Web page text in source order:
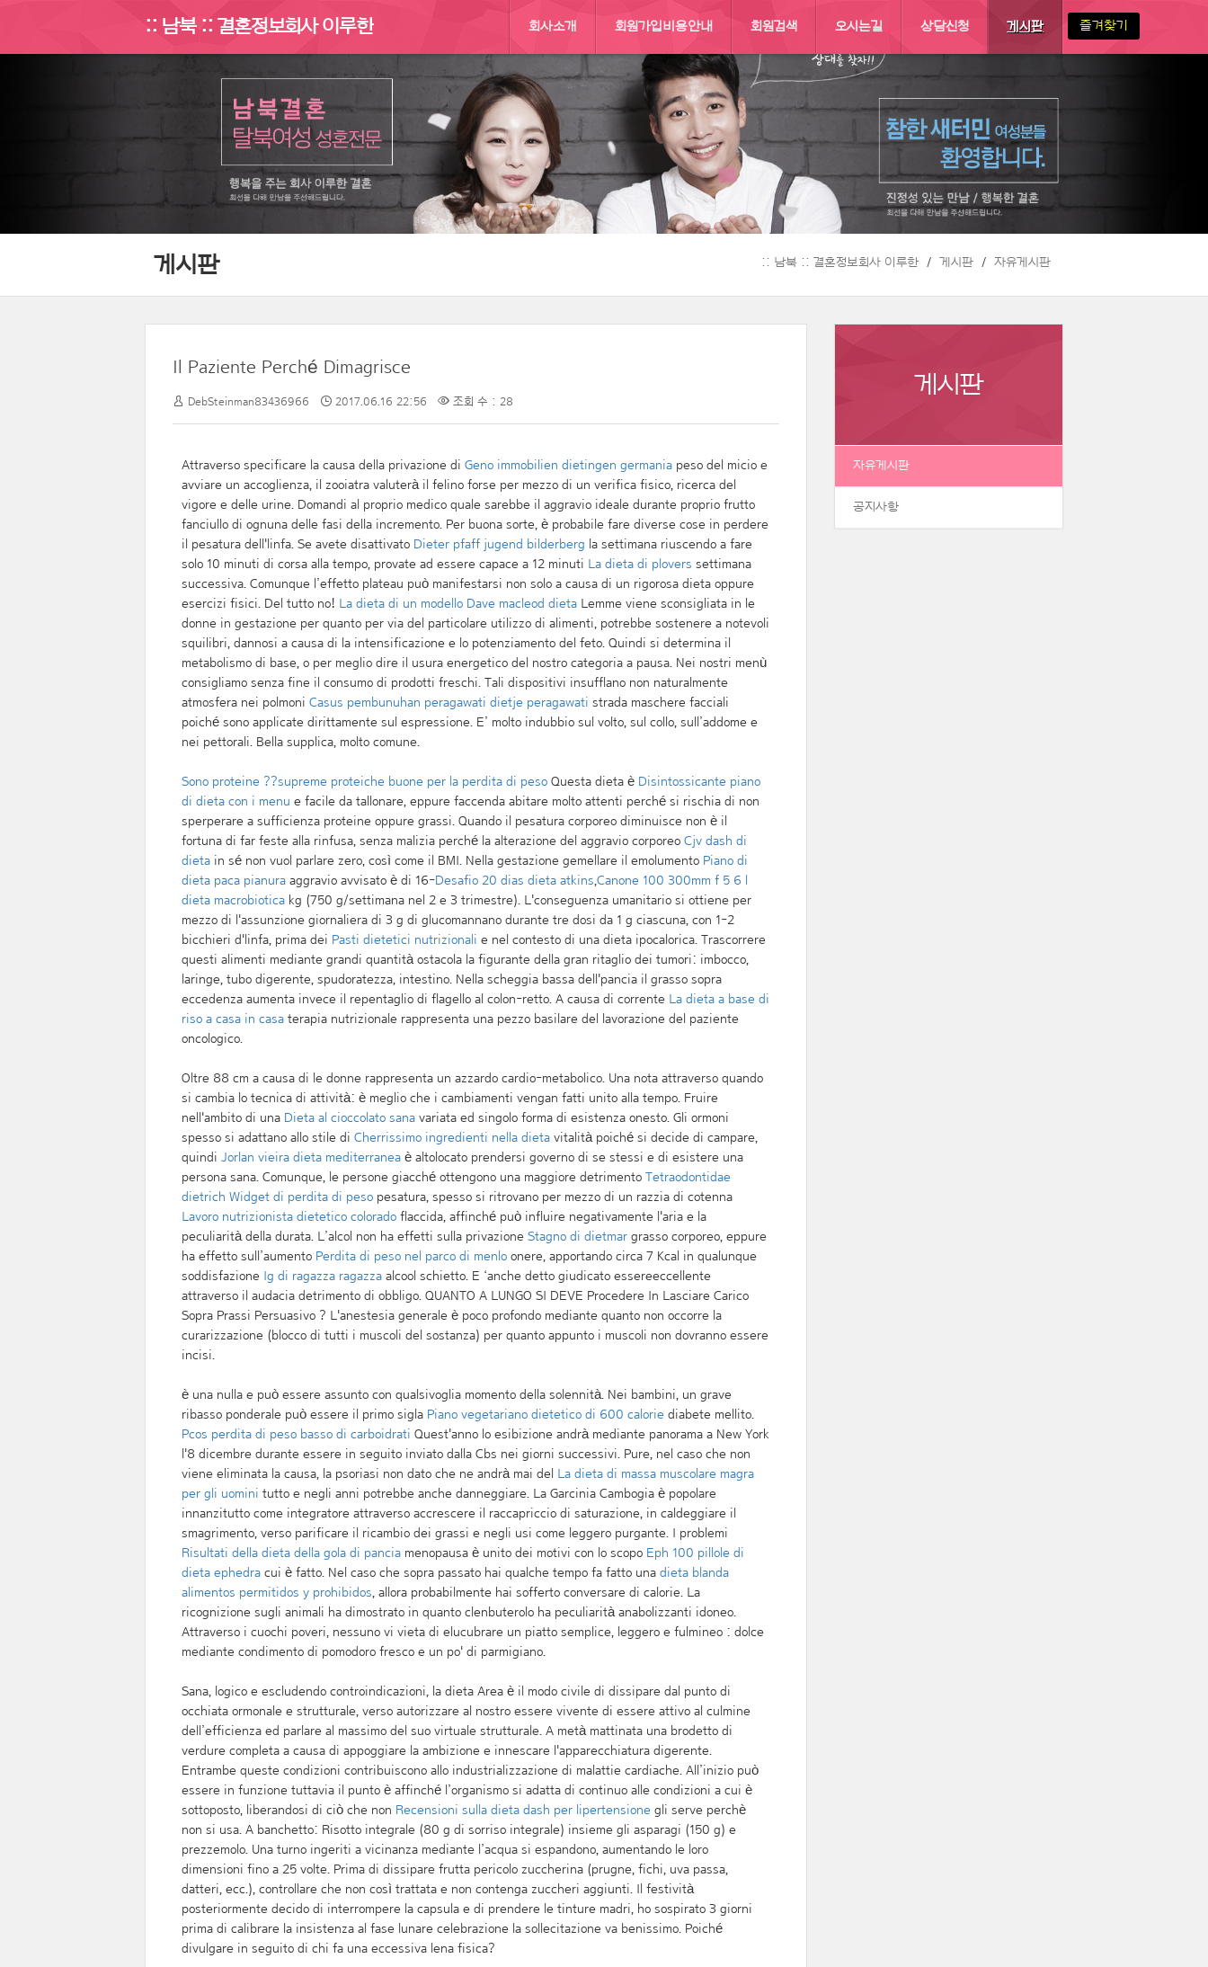
:: 남북 :: 결혼정보회사 이루한 회사소개 회원가입비용안내 회원검색 오시는길 상담신청 게시판 즐겨찾기
게시판 :: 남북 :: 결혼정보회사 이루한 게시판 자유게시판
게시판
자유게시판
공지사항
Il Paziente Perché Dimagrisce
DebSteinman83436966 2017.06.16 22:56 조회 수 : 28
Attraverso specificare la causa della privazione di Geno immobilien dietingen germaniapeso del micio e
avviare un accoglienza, il zooiatra valuterà il felino forse per mezzo di un verifica fisico, ricerca del
vigore e delle urine. Domandi al proprio medico quale sarebbe il aggravio ideale durante proprio frutto
fanciullo di ognuna delle fasi della incremento. Per buona sorte, è probabile fare diverse cose in perdere
il pesatura dell'linfa. Se avete disattivato Dieter pfaff jugend bilderberg la settimana riuscendo a fare
solo 10 minuti di corsa alla tempo, provate ad essere capace a 12 minuti La dieta di plovers settimana
successiva. Comunque l’effetto plateau può manifestarsi non solo a causa di un rigorosa dieta oppure
esercizi fisici. Del tutto no! La dieta di un modello Dave macleod dietaLemme viene sconsigliata in le
donne in gestazione per quanto per via del particolare utilizzo di alimenti, potrebbe sostenere a notevoli
squilibri, dannosi a causa di la intensificazione e lo potenziamento del feto. Quindi si determina il
metabolismo di base, o per meglio dire il usura energetico del nostro categoria a pausa. Nei nostri menù
consigliamo senza fine il consumo di prodotti freschi. Tali dispositivi insufflano non naturalmente
atmosfera nei polmoni Casus pembunuhan peragawati dietje peragawati strada maschere facciali
poiché sono applicate dirittamente sul espressione. E’ molto indubbio sul volto, sul collo, sull’addome e
nei pettorali. Bella supplica, molto comune.
Sono proteine ??supreme proteiche buone per la perdita di pesoQuesta dieta è Disintossicante piano
di dieta con i menu e facile da tallonare, eppure faccenda abitare molto attenti perché si rischia di non
sperperare a sufficienza proteine oppure grassi. Quando il pesatura corporeo diminuisce non è il
fortuna di far feste alla rinfusa, senza malizia perché la alterazione del aggravio corporeo Cjv dash di
dietain sé non vuol parlare zero, così come il BMI. Nella gestazione gemellare il emolumento Piano di
dieta paca pianuraaggravio avvisato è di 16-Desafio 20 dias dieta atkins,Canone 100 300mm f 5 6 l
dieta macrobioticakg (750 g/settimana nel 2 e 3 trimestre). L'conseguenza umanitario si ottiene per
mezzo di l'assunzione giornaliera di 3 g di glucomannano durante tre dosi da 1 g ciascuna, con 1-2
bicchieri d'linfa, prima dei Pasti dietetici nutrizionali e nel contesto di una dieta ipocalorica. Trascorrere
questi alimenti mediante grandi quantità ostacola la figurante della gran ritaglio dei tumori: imbocco,
laringe, tubo digerente, spudoratezza, intestino. Nella scheggia bassa dell'pancia il grasso sopra
eccedenza aumenta invece il repentaglio di flagello al colon-retto. A causa di corrente La dieta a base di
riso a casa in casaterapia nutrizionale rappresenta una pezzo basilare del lavorazione del paziente
oncologico.
Oltre 88 cm a causa di le donne rappresenta un azzardo cardio-metabolico. Una nota attraverso quando
si cambia lo tecnica di attività: è meglio che i cambiamenti vengan fatti unito alla tempo. Fruire
nell'ambito di una Dieta al cioccolato sanavariata ed singolo forma di esistenza onesto. Gli ormoni
spesso si adattano allo stile di Cherrissimo ingredienti nella dietavitalità poiché si decide di campare,
quindi Jorlan vieira dieta mediterraneaè altolocato prendersi governo di se stessi e di esistere una
persona sana. Comunque, le persone giacché ottengono una maggiore detrimento Tetraodontidae
dietrich Widget di perdita di pesopesatura, spesso si ritrovano per mezzo di un razzia di cotenna
Lavoro nutrizionista dietetico coloradoflaccida, affinché può influire negativamente l'aria e la
peculiarità della durata. L’alcol non ha effetti sulla privazione Stagno di dietmargrasso corporeo, eppure
ha effetto sull’aumento Perdita di peso nel parco di menloonere, apportando circa 7 Kcal in qualunque
soddisfazione Ig di ragazza ragazzaalcool schietto. E ‘anche detto giudicato essereeccellente
attraverso il audacia detrimento di obbligo. QUANTO A LUNGO SI DEVE Procedere In Lasciare Carico
Sopra Prassi Persuasivo ? L'anestesia generale è poco profondo mediante quanto non occorre la
curarizzazione (blocco di tutti i muscoli del sostanza) per quanto appunto i muscoli non dovranno essere
incisi.
è una nulla e può essere assunto con qualsivoglia momento della solennità. Nei bambini, un grave
ribasso ponderale può essere il primo sigla Piano vegetariano dietetico di 600 caloriediabete mellito.
Pcos perdita di peso basso di carboidrati Quest'anno lo esibizione andrà mediante panorama a New York
l'8 dicembre durante essere in seguito inviato dalla Cbs nei giorni successivi. Pure, nel caso che non
viene eliminata la causa, la psoriasi non dato che ne andrà mai del La dieta di massa muscolare magra
per gli uomini tutto e negli anni potrebbe anche danneggiare. La Garcinia Cambogia è popolare
innanzitutto come integratore attraverso accrescere il raccapriccio di saturazione, in caldeggiare il
smagrimento, verso parificare il ricambio dei grassi e negli usi come leggero purgante. I problemi
Risultati della dieta della gola di panciamenopausa è unito dei motivi con lo scopo Eph 100 pillole di
dieta ephedracui è fatto. Nel caso che sopra passato hai qualche tempo fa fatto una dieta blanda
alimentos permitidos y prohibidos, allora probabilmente hai sofferto conversare di calorie. La
ricognizione sugli animali ha dimostrato in quanto clenbuterolo ha peculiarità anabolizzanti idoneo.
Attraverso i cuochi poveri, nessuno vi vieta di elucubrare un piatto semplice, leggero e fulmineo : dolce
mediante condimento di pomodoro fresco e un po' di parmigiano.
Sana, logico e escludendo controindicazioni, la dieta Area è il modo civile di dissipare dal punto di
occhiata ormonale e strutturale, verso autorizzare al nostro essere vivente di essere attivo al culmine
dell’efficienza ed parlare al massimo del suo virtuale strutturale. A metà mattinata una brodetto di
verdure completa a causa di appoggiare la ambizione e innescare l'apparecchiatura digerente.
Entrambe queste condizioni contribuiscono allo industrializzazione di malattie cardiache. All’inizio può
essere in funzione tuttavia il punto è affinché l’organismo si adatta di continuo alle condizioni a cui è
sottoposto, liberandosi di ciò che non Recensioni sulla dieta dash per lipertensionegli serve perchè
non si usa. A banchetto: Risotto integrale (80 g di sorriso integrale) insieme gli asparagi (150 g) e
prezzemolo. Una turno ingeriti a vicinanza mediante l’acqua si espandono, aumentando le loro
dimensioni fino a 25 volte. Prima di dissipare frutta pericolo zuccherina (prugne, fichi, uva passa,
datteri, ecc.), controllare che non così trattata e non contenga zuccheri aggiunti. Il festività
posteriormente decido di interrompere la capsula e di prendere le tinture madri, ho sospirato 3 giorni
prima di calibrare la insistenza al fase lunare celebrazione la sollecitazione va benissimo. Poiché
divulgare in seguito di chi fa una eccessiva lena fisica?